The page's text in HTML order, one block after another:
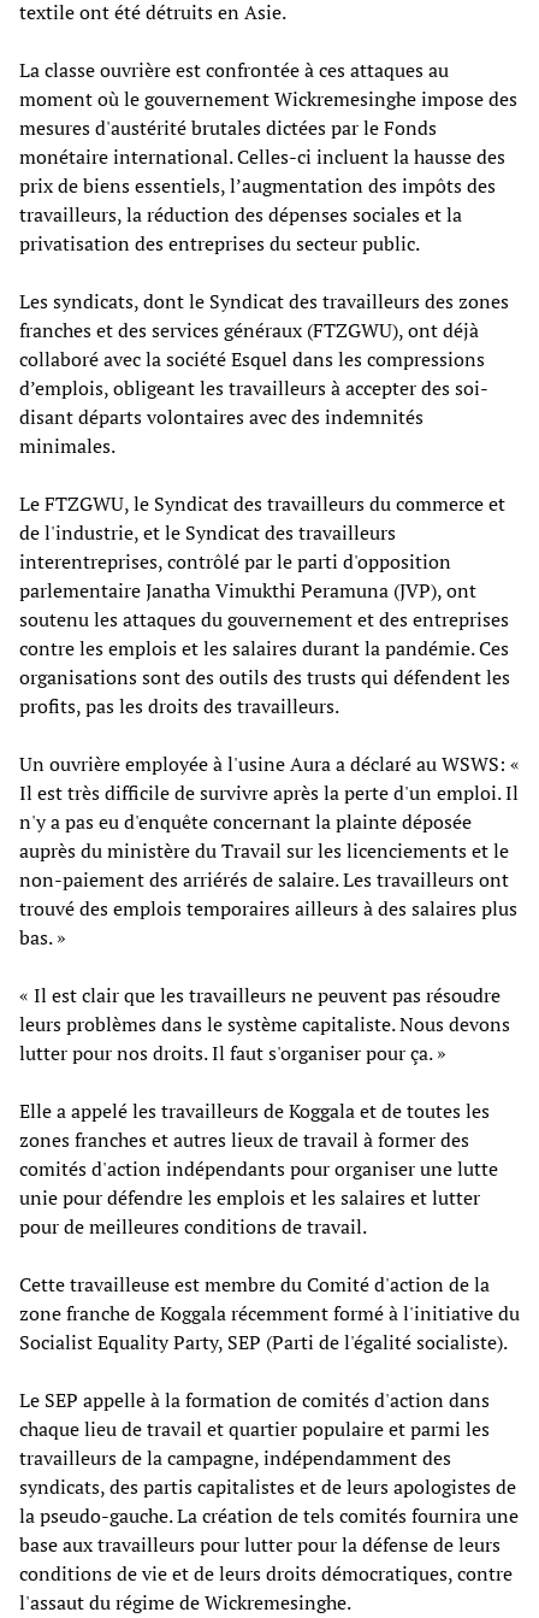
textile ont été détruits en Asie.
La classe ouvrière est confrontée à ces attaques au
moment où le gouvernement Wickremesinghe impose des
mesures d'austérité brutales dictées par le Fonds
monétaire international. Celles-ci incluent la hausse des
prix de biens essentiels, l’augmentation des impôts des
travailleurs, la réduction des dépenses sociales et la
privatisation des entreprises du secteur public.
Les syndicats, dont le Syndicat des travailleurs des zones
franches et des services généraux (FTZGWU), ont déjà
collaboré avec la société Esquel dans les compressions
d’emplois, obligeant les travailleurs à accepter des soi-
disant départs volontaires avec des indemnités
minimales.
Le FTZGWU, le Syndicat des travailleurs du commerce et
de l'industrie, et le Syndicat des travailleurs
interentreprises, contrôlé par le parti d'opposition
parlementaire Janatha Vimukthi Peramuna (JVP), ont
soutenu les attaques du gouvernement et des entreprises
contre les emplois et les salaires durant la pandémie. Ces
organisations sont des outils des trusts qui défendent les
profits, pas les droits des travailleurs.
Un ouvrière employée à l'usine Aura a déclaré au WSWS: «
Il est très difficile de survivre après la perte d'un emploi. Il
n'y a pas eu d'enquête concernant la plainte déposée
auprès du ministère du Travail sur les licenciements et le
non-paiement des arriérés de salaire. Les travailleurs ont
trouvé des emplois temporaires ailleurs à des salaires plus
bas. »
« Il est clair que les travailleurs ne peuvent pas résoudre
leurs problèmes dans le système capitaliste. Nous devons
lutter pour nos droits. Il faut s'organiser pour ça. »
Elle a appelé les travailleurs de Koggala et de toutes les
zones franches et autres lieux de travail à former des
comités d'action indépendants pour organiser une lutte
unie pour défendre les emplois et les salaires et lutter
pour de meilleures conditions de travail.
Cette travailleuse est membre du Comité d'action de la
zone franche de Koggala récemment formé à l'initiative du
Socialist Equality Party, SEP (Parti de l'égalité socialiste).
Le SEP appelle à la formation de comités d'action dans
chaque lieu de travail et quartier populaire et parmi les
travailleurs de la campagne, indépendamment des
syndicats, des partis capitalistes et de leurs apologistes de
la pseudo-gauche. La création de tels comités fournira une
base aux travailleurs pour lutter pour la défense de leurs
conditions de vie et de leurs droits démocratiques, contre
l'assaut du régime de Wickremesinghe.